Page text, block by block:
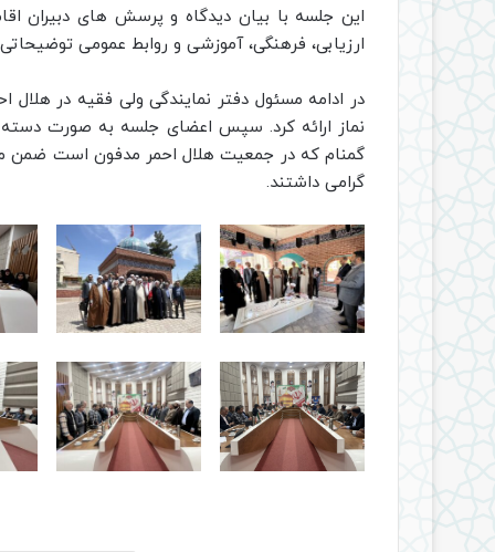
این جلسه با بیان دیدگاه و پرسش های دبیران
ارزیابی، فرهنگی، آموزشی و روابط عمومی توضیحاتی
در ادامه مسئول دفتر نمایندگی ولی فقیه در هلال
نماز ارائه کرد. سپس اعضای جلسه به صورت
گمنام که در جمعیت هلال احمر مدفون است ضمن
گرامی داشتند.